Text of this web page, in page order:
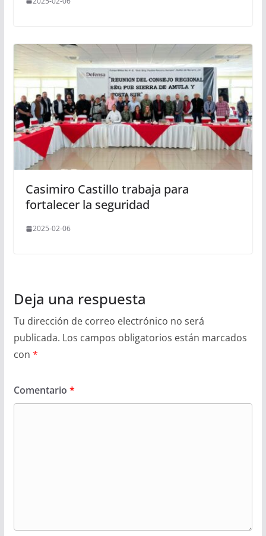
Casimiro Castillo trabaja para
fortalecer la seguridad
2025-02-06
Deja una respuesta
Tu dirección de correo electrónico no será
publicada. Los campos obligatorios están marcados
con *
Comentario *